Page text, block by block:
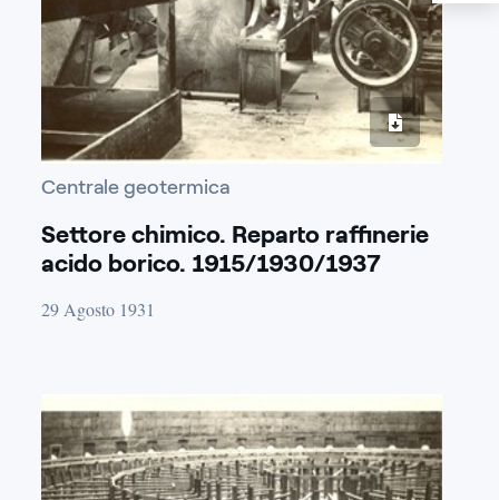
Centrale geotermica
Settore chimico. Reparto raffinerie
acido borico. 1915/1930/1937
29 Agosto 1931